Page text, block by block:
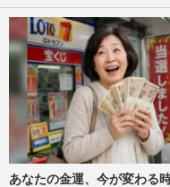
あなたの金運、今が変わる